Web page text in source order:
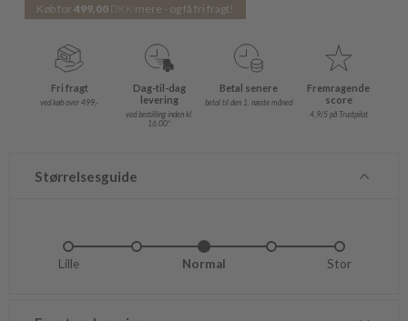
Køb for499,00 DKK mere - og få fri fragt!
Fri fragt
ved køb over 499,-
Dag-til-dag
levering
ved bestilling inden kl.
16.00*
Betal senere
betal til den 1. næste måned
Fremragende
score
4,9/5 på Trustpilot
Størrelsesguide
Lille Normal Stor